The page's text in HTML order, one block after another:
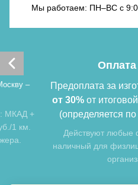
Хочу такую
Мы работаем: ПН–ВС с
–
МКАД +
1 км.
Оплата
Предоплата за
от 30% от
(определяется
Действуют
наличный для